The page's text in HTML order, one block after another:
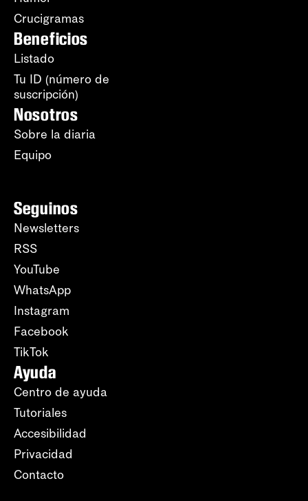
Crucigramas
Beneficios
Listado
Tu ID (número de
suscripción)
Nosotros
Sobre la diaria
Equipo
Seguinos
Newsletters
RSS
YouTube
WhatsApp
Instagram
Facebook
TikTok
Ayuda
Centro de ayuda
Tutoriales
Accesibilidad
Privacidad
Contacto